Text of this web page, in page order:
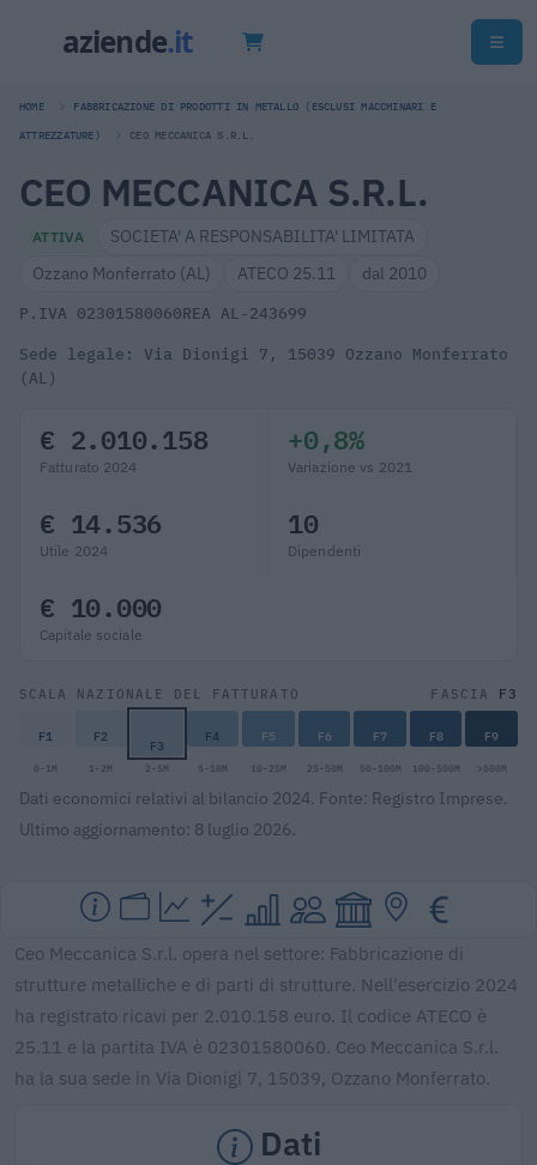
HOME FABBRICAZIONE DI PRODOTTI IN METALLO (ESCLUSI MACCHINARI E
ATTREZZATURE) CEO MECCANICA S.R.L.
CEO MECCANICA S.R.L.
ATTIVA
SOCIETA' A RESPONSABILITA' LIMITATA
Ozzano Monferrato (AL)
ATECO 25.11 dal 2010
P.IVA 02301580060REA AL-243699
Sede legale: Via Dionigi 7, 15039 Ozzano Monferrato
(AL)
€ 2.010.158
Fatturato 2024
+0,8%
Variazione vs 2021
€ 14.536
Utile 2024
10
Dipendenti
€ 10.000
Capitale sociale
SCALA NAZIONALE DEL FATTURATO FASCIA F3
F1 F2 F3 F4 F5 F6 F7 F8 F9
0-1M 1-2M 2-5M 5-10M 10-25M 25-50M 50-100M 100-500M >500M
Dati economici relativi al bilancio 2024. Fonte: Registro Imprese.
Ultimo aggiornamento: 8 luglio 2026.
Ceo Meccanica S.r.l. opera nel settore: Fabbricazione di
strutture metalliche e di parti di strutture. Nell'esercizio 2024
ha registrato ricavi per 2.010.158 euro. Il codice ATECO è
25.11 e la partita IVA è 02301580060. Ceo Meccanica S.r.l.
ha la sua sede in Via Dionigi 7, 15039, Ozzano Monferrato.
Dati